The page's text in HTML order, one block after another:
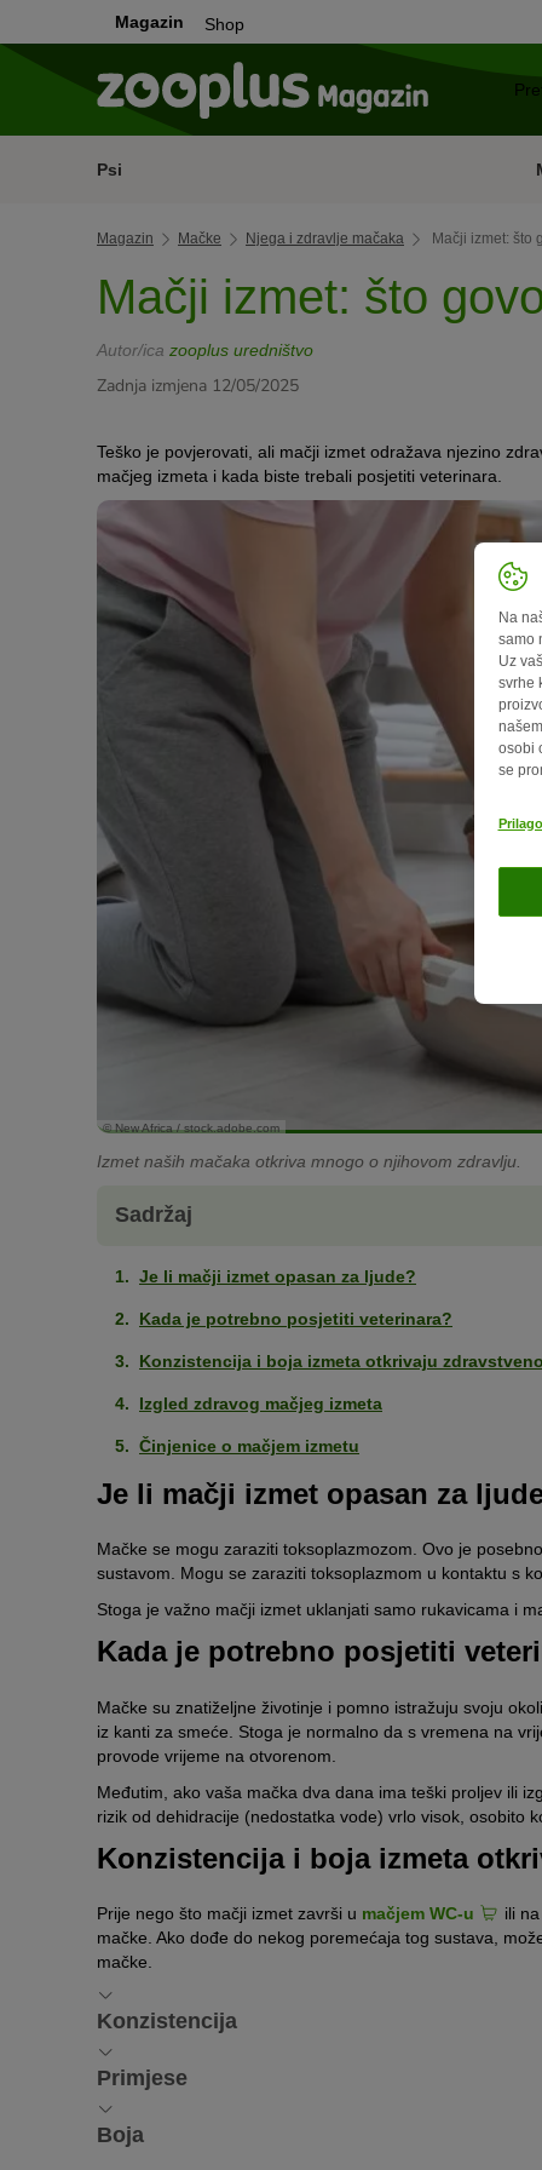
Magazin Shop
Psi
Magazin Mačke Njega i zdravlje mačaka Mačji izmet: što
Mačji izmet: što
Autor/ica zooplus uredništvo
Zadnja izmjena 12/05/2025
Teško je povjerovati, ali mačji izmet odražava njezino
mačjeg izmeta i kada biste trebali posjetiti veterinara.
© New Africa / stock.adobe.com
Izmet naših mačaka otkriva mnogo o njihovom zdravlju.
Sadržaj
Je li mačji izmet opasan za ljude?
Kada je potrebno posjetiti veterinara?
Konzistencija i boja izmeta otkrivaju
Izgled zdravog mačjeg izmeta
Činjenice o mačjem izmetu
Je li mačji izmet opasan za
Mačke se mogu zaraziti toksoplazmozom. Ovo je
sustavom. Mogu se zaraziti toksoplazmom u kontaktu s
Stoga je važno mačji izmet uklanjati samo rukavicama i
Kada je potrebno posjetiti
Mačke su znatiželjne životinje i pomno istražuju svoju
iz kanti za smeće. Stoga je normalno da s vremena na
provode vrijeme na otvorenom.
Međutim, ako vaša mačka dva dana ima teški proljev ili
rizik od dehidracije (nedostatka vode) vrlo visok, osobito
Konzistencija i boja izmeta
Prije nego što mačji izmet završi u mačjem WC-u
ili
mačke. Ako dođe do nekog poremećaja tog sustava,
mačke.
Konzistencija
Konzistencija izmeta, između ostalog, daje informaciju o
premekan ili pretvrd može biti prvi znak mogućih bolesti.
1. Tekući mačji izmet
Primjese
Ako je vaša mačka jela travu, kasnije to možete vidjeti u
pružaju važne naznake o probavnom traktu vaše mačke:
Boja
Na
samo
Uz
svrhe
osobi
se